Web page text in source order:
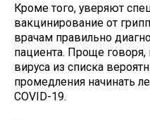
Кроме того, уверяют
вакцинирование от
врачам правильно
пациента. Проще
вируса из списка
промедления начинать
COVID-19.